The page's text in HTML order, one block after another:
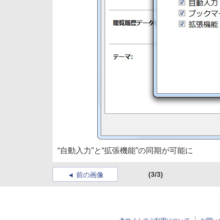
“自動入力”と“拡張機能”の同期が可能に
前の画像 (3/3)